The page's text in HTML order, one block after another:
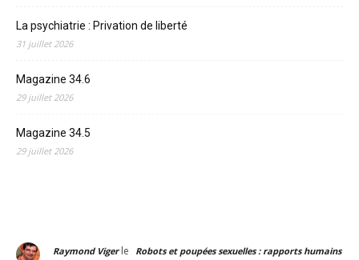
La psychiatrie : Privation de liberté
31 juillet 2026
Magazine 34.6
29 juillet 2026
Magazine 34.5
29 juillet 2026
Raymond Vigerle
Robots et poupées sexuelles : rapports humains